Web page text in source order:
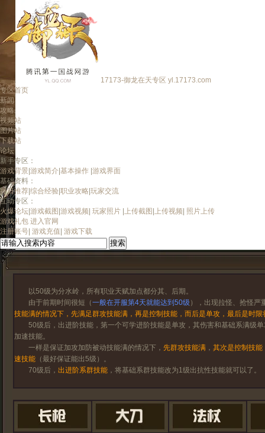
17173-御龙在天专区 yl.17173.com
专区首页
新闻
攻略
视频站
图片站
下载站
论坛
新手专区：
游戏背景 游戏简介 基本操作 游戏界面
基础资料：
每日推荐 综合经验 职业攻略 玩家交流
互动专区：
火爆论坛 游戏截图 游戏视频 玩家照片 上传截图 上传视频 照片上传
游戏礼包 进入官网
注册账号 游戏充值 游戏下载
以50级为分水岭，所有职业天赋加点都分其、后期。
由于前期时间很短（一般在开服第4天就能达到50级 ），出现拉怪、抢怪严
技能满的情况下，先满足群攻技能满，再是控制技能，而后是单攻，最后是时
50级后，出进阶技能，第一个可学进阶技能是单攻，其伤害和基础系满级
加速技能。
一样是保证加攻加防被动技能满的情况下， 先群攻技能满 ， 其次是控制技能
速技能 （最好保证能出5级）。
70级后， 出进阶系群技能 ，将基础系群技能改为1级出抗性技能就可以了。